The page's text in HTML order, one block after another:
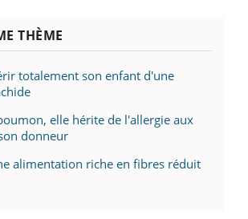
THÈME
totalement son enfant d'une
elle hérite de l'allergie aux
donneur
alimentation riche en fibres réduit